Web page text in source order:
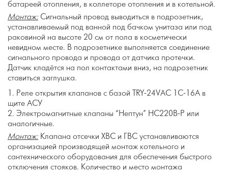
батареей отопления, в коллеторе отопления и в котельной.
Монтаж: Сигнальный провод выводиться в подрозетник,
устанавливаемый под ванной под бачком унитаза или под
раковиной на высоте 20 см от пола в косметически
невидном месте. В подрозетнике выполняется соединение
сигнального провода и провода от датчика протечки.
Датчик кладётся на пол контактами вниз, на подрозетник
ставиться заглушка.
Реле открытия клапанов с базой TRY-24VAC 1C-16A в
щите АСУ
Электромагнитные клапаны “Нептун” НС220В-Р или
аналогичные.
Монтаж: Клапана отсечки ХВС и ГВС устанавливаются
организацией производящей монтаж котельного и
сантехнического оборудования для обеспечения быстрого
отключения стояков. Количество и место монтажа